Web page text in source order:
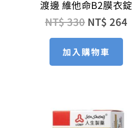
渡邊 維他命B2膜衣錠
NT$330 NT$ 264
加入購物車
原
始